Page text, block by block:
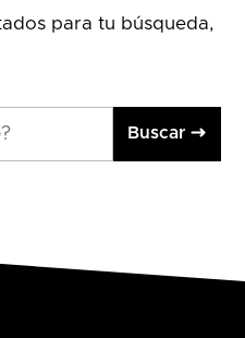
para tu búsqueda,
Buscar